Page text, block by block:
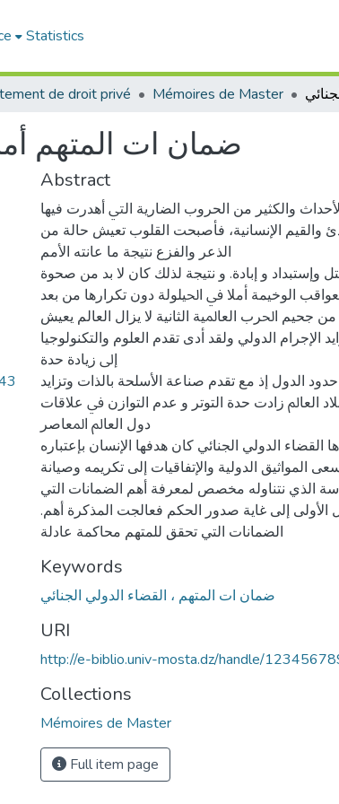
Statistics
de droit privé Mémoires de Master
ضمان ات المتهم
Abstract
والكثير من الحروب ﺍﻟﻀﺎﺭﻳﺔ ﺍﻟﱵ أهدرت فيها
وﺍﻟﻘﻴﻢ ﺍﻹﻧﺴﺎﻧﻴﺔ، فأصبحت القلوب تعيش حالة من
الذعر والفزع نتيجة ما عانته الأﻣﻢ
وإستبداد و إبادة. ﻭ نتيجة لذلك ﻛﺎﻥ ﻻ ﺑﺪ ﻣﻦ ﺻﺤﻮﺓ
ﺍﻟﻮﺧﻴﻤﺔ ﺃﻣﻼ ﰲ ﺍﳊﻴﻠﻮﻟﺔ ﺩﻭن ﺗﻜﺮﺍﺭﻫﺎ ﻣﻦ ﺑﻌﺪ
ﺟﺤﻴﻢ ﺍﳊﺮﺏ ﺍﻟﻌﺎﳌﻴﺔ ﺍﻟﺜﺎنية ﻻ ﻳﺰﺍﻝ ﺍﻟﻌﺎلم ﻳﻌﻴﺶ
الدولي ﻭﻟﻘﺪ ﺃﺩﻯ ﺗﻘﺪﻡ العلوم والتكنولوجيا
ﺇﱃ ﺯﻳﺎﺩﺓ ﺣﺪة
ﺍﻟﺪول ﺇﺫ ﻣﻊ ﺗﻘﺪﻡ ﺻﻨﺎﻋﺔ ﺍﻷﺳﻠﺤﺔ ﺑﺎﻟﺬﺍت ﻭﺗﺰﺍﻳﺪ
ﺍﻟﻌﺎﱂ ﺯﺍﺩﺕ ﺣﺪﺓ ﺍﻟﺘﻮﺗﺮ و ﻋﺪﻡ ﺍﻟﺘﻮﺍﺯﻥ ﰲ ﻋﻼﻗﺎﺕ
ﺩﻭﻝ ﺍﻟﻌﺎﱂ ﺍﳌﻌﺎصر
الدولي الجنائي كان هدفها الإنسان بإعتباره
المواثيق الدولية والإتفاقيات إلى تكريمه وصيانة
الذي نتناوله مخصص لمعرفة أهم الضمانات التي
.يحضى بها المتهم منذ المراحل الأولى إلى غاية صدور الحكم فعالجت المذكرة أهم
الضمانات التي تحقق للمتهم محاكمة عادلة
Keywords
ضمان ات المتهم ، القضاء الدولي الجنائي
URI
http://e-biblio.univ-mosta.dz/handle/
Collections
Mémoires de Master
Full item page